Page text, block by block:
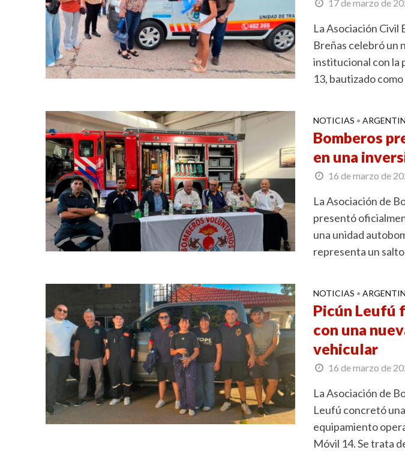
17 de marzo de
La Asociación Civil
Breñas celebró un
institucional con la
13, bautizado
NOTICIAS •
Bomberos
en una
16 de marzo de
La Asociación de
presentó
una unidad
representa un
NOTICIAS •
Picún Leufú
con una
vehicular
16 de marzo de
La Asociación de
Leufú concretó
equipamiento
Móvil 14. Se trata